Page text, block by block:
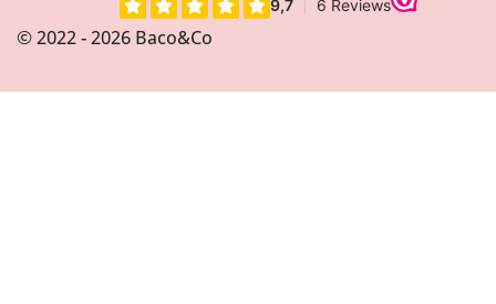
a
r
© 2022 - 2026 Baco&Co